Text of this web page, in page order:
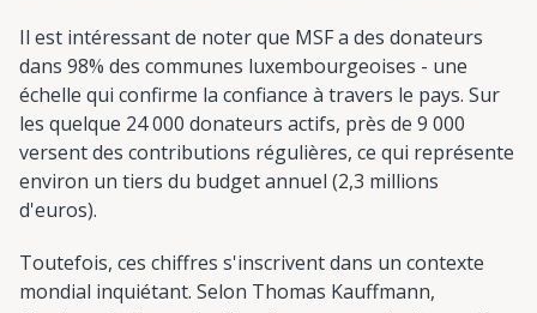
Il est intéressant de noter que MSF a des donateurs
dans 98% des communes luxembourgeoises - une
échelle qui confirme la confiance à travers le pays. Sur
les quelque 24 000 donateurs actifs, près de 9 000
versent des contributions régulières, ce qui représente
environ un tiers du budget annuel (2,3 millions
d'euros).
Toutefois, ces chiffres s'inscrivent dans un contexte
mondial inquiétant. Selon Thomas Kauffmann,